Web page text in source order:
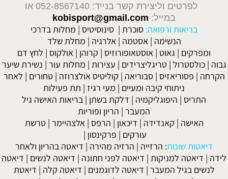
לפרטים וליצירת קשר בנייד: 052-8567140
או
במייל: kobisport@gmail.com
בריאות ורפואה: סוכרת | סינוסיטיס | מחלות בדרכי
הנשימה | אסטמה | אלרגיה | מחלת שלד
ומפרקים | גאוט | אוסטאופורוזיס | קרוהן | אולקוס | לחץ דם
גבוה |כולסטרול |טריגליצרידים | עצירות | מחלות עור | נשירת שיער
הקרחה | פסוריאזיס |סבוריאה | קוליטיס אולצרוזה |טחורים | לאחר
ניתוחי קיבה ומעיים | מעי רגיז | תת פעילות
התריס | היפוגליקמיה | דלקת בשתן | בריאות האישה גיל
המעבר | הריון ופוריות
האישה | קאנדידה | דיכאון | הרפס | אלצהיימר |טרשת
עורקים | פרקינסון |
דיאטות שונות: הרזייה | הרזיה מהירה | דיאטה בהריון ולאחר
לידה | דיאטה למניקות | דיאטה לפני חתונה | דיאטה לנשים | דיאטה
לנשים בגיל המעבר | דיאטה לדוגמנים | דיאטה קלה | דיאטת